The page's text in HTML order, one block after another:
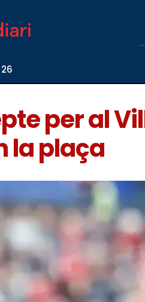
per al
la plaça